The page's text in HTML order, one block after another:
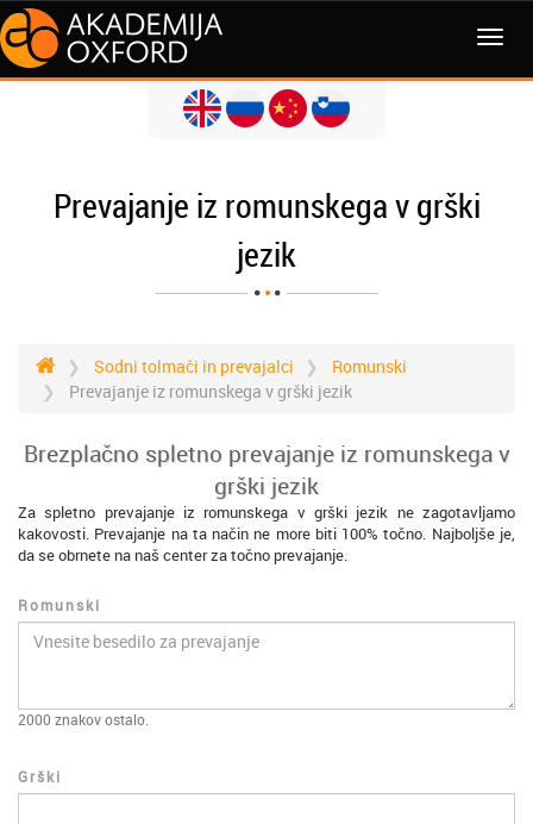
MENI
Prevajanje iz romunskega v grški
jezik
Sodni tolmači in prevajalci
Romunski
Prevajanje iz romunskega v grški jezik
Brezplačno spletno prevajanje iz romunskega v
grški jezik
Za spletno prevajanje iz romunskega v grški jezik ne zagotavljamo
kakovosti. Prevajanje na ta način ne more biti 100% točno. Najboljše je,
da se obrnete na naš center za točno prevajanje.
Romunski
2000 znakov ostalo.
Grški